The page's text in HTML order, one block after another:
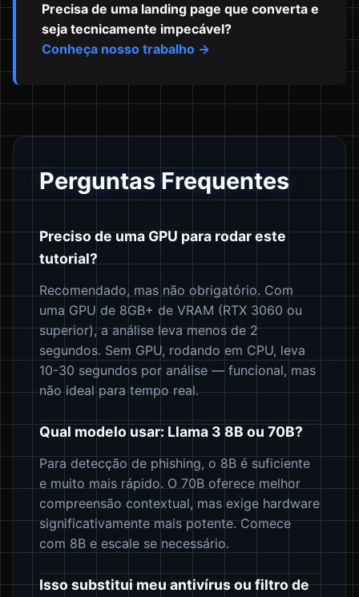
Precisa de uma landing page que converta e
seja tecnicamente impecável?
Conheça nosso trabalho →
Perguntas Frequentes
Preciso de uma GPU para rodar este
tutorial?
Recomendado, mas não obrigatório. Com
uma GPU de 8GB+ de VRAM (RTX 3060 ou
superior), a análise leva menos de 2
segundos. Sem GPU, rodando em CPU, leva
10-30 segundos por análise — funcional, mas
não ideal para tempo real.
Qual modelo usar: Llama 3 8B ou 70B?
Para detecção de phishing, o 8B é suficiente
e muito mais rápido. O 70B oferece melhor
compreensão contextual, mas exige hardware
significativamente mais potente. Comece
com 8B e escale se necessário.
Isso substitui meu antivírus ou filtro de